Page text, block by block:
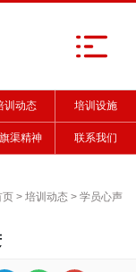
训动态 培训设施
渠精神 联系我们
页 > 培训动态 > 学员心声